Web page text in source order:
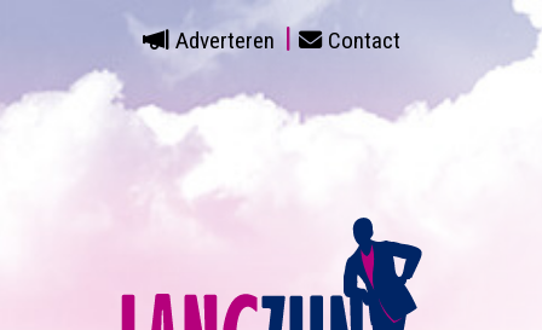
Adverteren Contact